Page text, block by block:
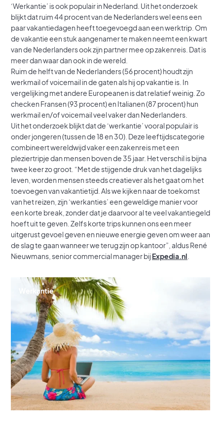
‘Werkantie’ is ook populair in Nederland. Uit het onderzoek
blijkt dat ruim 44 procent van de Nederlanders wel eens een
paar vakantiedagen heeft toegevoegd aan een werktrip. Om
de vakantie een stuk aangenamer te maken neemt een kwart
van de Nederlanders ook zijn partner mee op zakenreis. Dat is
meer dan waar dan ook in de wereld.
Ruim de helft van de Nederlanders (56 procent) houdt zijn
werkmail of voicemail in de gaten als hij op vakantie is. In
vergelijking met andere Europeanen is dat relatief weinig. Zo
checken Fransen (93 procent) en Italianen (87 procent) hun
werkmail en/of voicemail veel vaker dan Nederlanders.
Uit het onderzoek blijkt dat de ‘werkantie’ vooral populair is
onder jongeren (tussen de 18 en 30). Deze leeftijdscategorie
combineert wereldwijd vaker een zakenreis met een
pleziertripje dan mensen boven de 35 jaar. Het verschil is bijna
twee keer zo groot. “Met de stijgende druk van het dagelijks
leven, worden mensen steeds creatiever als het gaat om het
toevoegen van vakantietijd. Als we kijken naar de toekomst
van het reizen, zijn ‘werkanties’ een geweldige manier voor
een korte break, zonder dat je daarvoor al te veel vakantiegeld
hoeft uit te geven. Zelfs korte trips kunnen ons een meer
uitgerust gevoel geven en nieuwe energie geven om weer aan
de slag te gaan wanneer we terug zijn op kantoor”, aldus René
Nieuwmans, senior commercial manager bijExpedia.nl
Werkantie